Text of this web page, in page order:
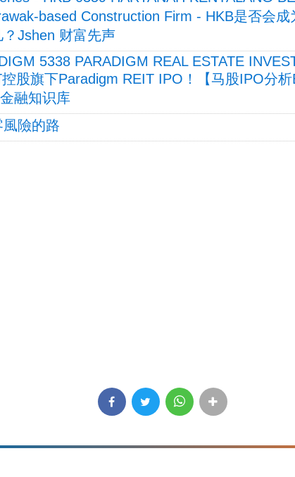
based Construction Firm - HKB是否会成
？Jshen 财富先声
5338 PARADIGM REAL ESTATE
股旗下Paradigm REIT IPO！【马股IPO分
融知识库
險的路